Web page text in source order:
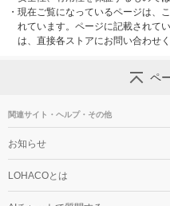
・ 現在ご覧になっているページは、
れています。ページに記載されて
は、直接各ストアにお問い合わせく
ペ
関連サイト・ヘルプ・その他
お知らせ
LOHACOとは